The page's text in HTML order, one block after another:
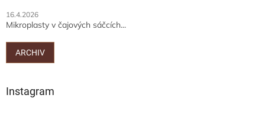
16.4.2026
Mikroplasty v čajových sáčcích...
ARCHIV
Instagram